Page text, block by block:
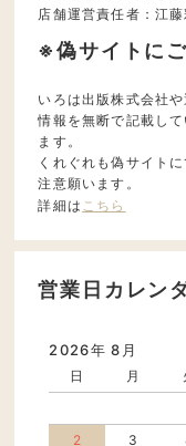
店舗運営責任者：江藤
※偽サイトに
いろは出版株式会社
情報を無断で記載し
ます。
くれぐれも偽サイト
注意願います。
詳細は こちら
営業日カレン
2026年 8月
日 月
2
3